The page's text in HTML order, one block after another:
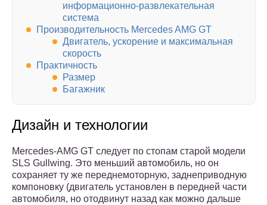
информационно-развлекательная
система
Производительность Mercedes AMG GT
Двигатель, ускорение и максимальная
скорость
Практичность
Размер
Багажник
Дизайн и технологии
Mercedes-AMG GT следует по стопам старой модели
SLS Gullwing. Это меньший автомобиль, но он
сохраняет ту же переднемоторную, заднеприводную
компоновку (двигатель установлен в передней части
автомобиля, но отодвинут назад как можно дальше